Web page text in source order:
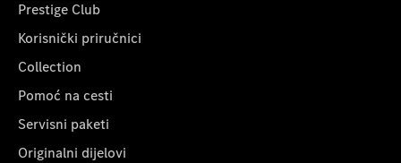
Prestige Club
Korisnički priručnici
Collection
Pomoć na cesti
Servisni paketi
Originalni dijelovi